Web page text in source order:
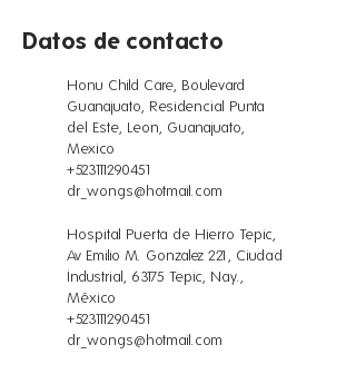
Datos de contacto
Honu Child Care, Boulevard
Guanajuato, Residencial Punta
del Este, Leon, Guanajuato,
Mexico
+523111290451
dr_wongs@hotmail.com
Hospital Puerta de Hierro Tepic,
Av Emilio M. Gonzalez 221, Ciudad
Industrial, 63175 Tepic, Nay.,
México
+523111290451
dr_wongs@hotmail.com